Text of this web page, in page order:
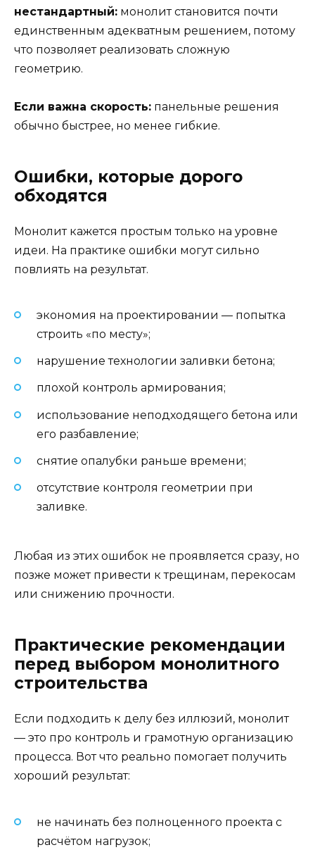
нестандартный: монолит становится почти
единственным адекватным решением, потому
что позволяет реализовать сложную
геометрию.
Если важна скорость: панельные решения
обычно быстрее, но менее гибкие.
Ошибки, которые дорого
обходятся
Монолит кажется простым только на уровне
идеи. На практике ошибки могут сильно
повлиять на результат.
экономия на проектировании — попытка
строить «по месту»;
нарушение технологии заливки бетона;
плохой контроль армирования;
использование неподходящего бетона или
его разбавление;
снятие опалубки раньше времени;
отсутствие контроля геометрии при
заливке.
Любая из этих ошибок не проявляется сразу, но
позже может привести к трещинам, перекосам
или снижению прочности.
Практические рекомендации
перед выбором монолитного
строительства
Если подходить к делу без иллюзий, монолит
— это про контроль и грамотную организацию
процесса. Вот что реально помогает получить
хороший результат:
не начинать без полноценного проекта с
расчётом нагрузок;